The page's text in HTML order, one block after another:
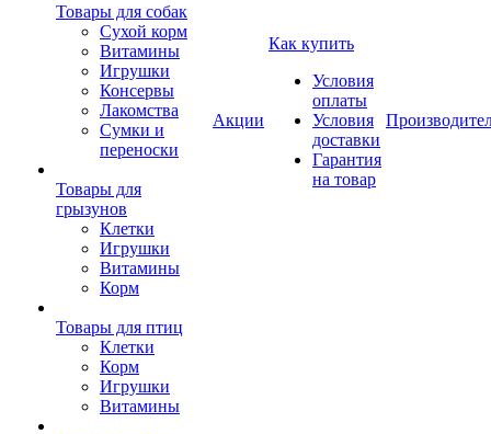
Товары для собак
Cухой корм
Витамины
Игрушки
Консервы
Лакомства
Сумки и
переноски
Товары для
грызунов
Клетки
Игрушки
Витамины
Корм
Товары для птиц
Клетки
Корм
Игрушки
Витамины
Акции
Как купить
Условия
оплаты
Условия
доставки
Гарантия
на товар